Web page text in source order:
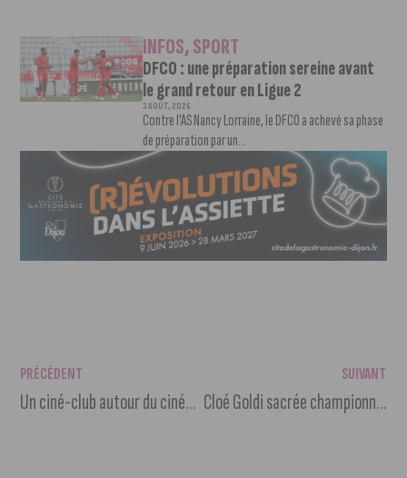
INFOS,SPORT
DFCO : une préparation sereine avant
le grand retour en Ligue 2
3 AOÛT, 2026
Contre l’AS Nancy Lorraine, le DFCO a achevé sa phase
de préparation par un...
PRÉCÉDENT
Un ciné-club autour du cinéma populaire français des années 60 et 70
SUIVANT
Cloé Goldi sacrée championne de France de body painting